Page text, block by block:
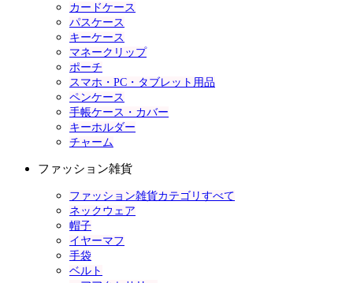
カードケース
パスケース
キーケース
マネークリップ
ポーチ
スマホ・PC・タブレット用品
ペンケース
手帳ケース・カバー
キーホルダー
チャーム
ファッション雑貨
ファッション雑貨カテゴリすべて
ネックウェア
帽子
イヤーマフ
手袋
ベルト